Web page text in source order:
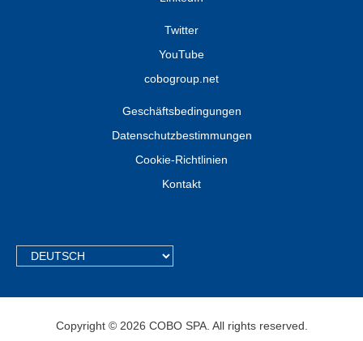
Twitter
YouTube
cobogroup.net
Geschäftsbedingungen
Datenschutzbestimmungen
Cookie-Richtlinien
Kontakt
TEXT.LANGUAGE
Copyright © 2026 COBO SPA. All rights reserved.